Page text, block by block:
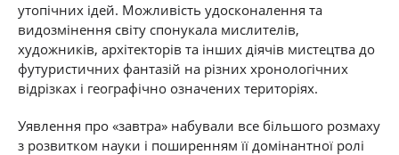
утопічних ідей. Можливість удосконалення та
видозмінення світу спонукала мислителів,
художників, архітекторів та інших діячів мистецтва до
футуристичних фантазій на різних хронологічних
відрізках і географічно означених територіях.
Уявлення про «завтра» набували все більшого розмаху
з розвитком науки і поширенням її домінантної ролі